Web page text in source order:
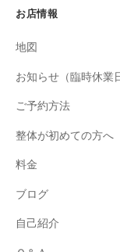
お店情報
地図
お知らせ（臨時休業
ご予約方法
整体が初めての方へ
料金
ブログ
自己紹介